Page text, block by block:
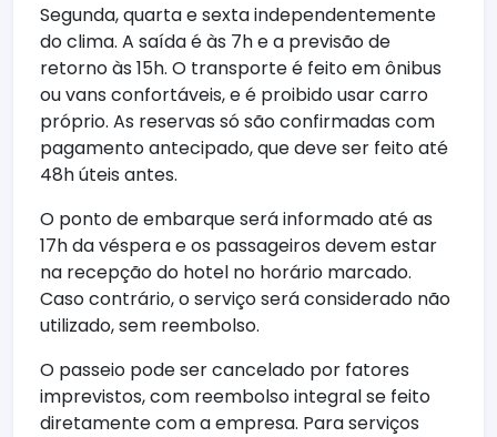
Segunda, quarta e sexta independentemente
do clima. A saída é às 7h e a previsão de
retorno às 15h. O transporte é feito em ônibus
ou vans confortáveis, e é proibido usar carro
próprio. As reservas só são confirmadas com
pagamento antecipado, que deve ser feito até
48h úteis antes.
O ponto de embarque será informado até as
17h da véspera e os passageiros devem estar
na recepção do hotel no horário marcado.
Caso contrário, o serviço será considerado não
utilizado, sem reembolso.
O passeio pode ser cancelado por fatores
imprevistos, com reembolso integral se feito
diretamente com a empresa. Para serviços